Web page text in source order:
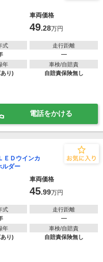
車両価格
49.28万円
式
走行距離
―
年
り)
車検/自賠責
自賠責保険無し
電話をかける
Ｄウインカ
ダー
車両価格
45.99万円
式
走行距離
―
年
り)
車検/自賠責
自賠責保険無し